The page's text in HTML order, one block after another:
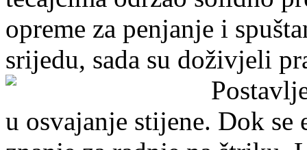
opreme za penjanje i
srijedu, sada su doživjeli
u osvajanje stijene. Dok